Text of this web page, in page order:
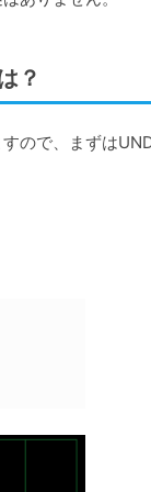
？
ので、まずは